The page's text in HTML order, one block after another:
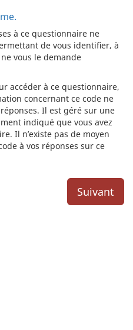
à ce questionnaire ne
de vous identifier, à
vous le demande
accéder à ce questionnaire,
concernant ce code ne
Il est géré sur une
indiqué que vous avez
Il n’existe pas de moyen
à vos réponses sur ce
Suivant